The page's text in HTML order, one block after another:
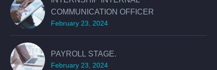
COMMUNICATION OFFICER
February 23, 2024
PAYROLL STAGE.
February 23, 2024